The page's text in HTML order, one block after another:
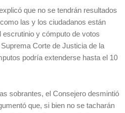
que no se tendrán resultados
las y los ciudadanos están
y cómputo de votos
Corte de Justicia de la
podría extenderse hasta el 10
sobrantes, el Consejero desmintió
que, si bien no se tacharán